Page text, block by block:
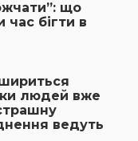
що
час бігти в
людей вже
ведуть